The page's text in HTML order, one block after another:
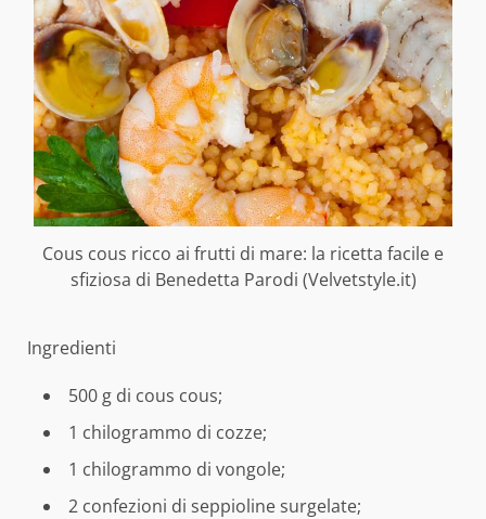
Cous cous ricco ai frutti di mare: la ricetta facile e
sfiziosa di Benedetta Parodi (Velvetstyle.it)
Ingredienti
500 g di cous cous;
1 chilogrammo di cozze;
1 chilogrammo di vongole;
2 confezioni di seppioline surgelate;